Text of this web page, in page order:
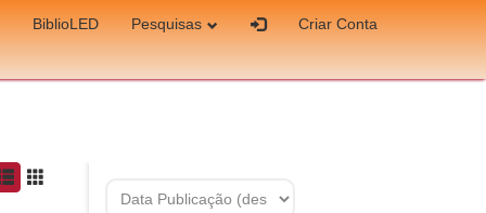
BiblioLED Pesquisas
Criar Conta